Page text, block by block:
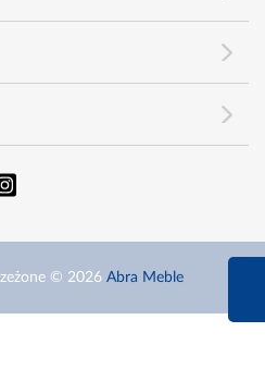
© 2026 Abra Meble
660 627